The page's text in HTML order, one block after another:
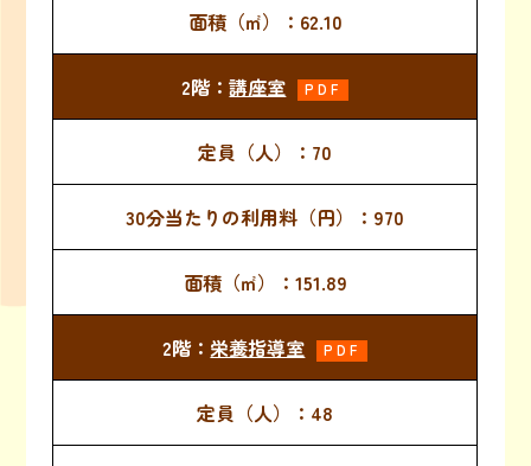
62.10
講座室 PDF
70
970
151.89
栄養指導室 PDF
48